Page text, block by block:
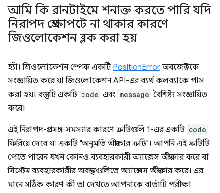
আমি কি রানটাইমে শনাক্ত করতে পারি যদি
নিরাপদ প্রেক্ষাপটে না থাকার কারণে
জিওলোকেশন ব্লক করা হয়
হ্যাঁ। জিওলোকেশন স্পেক একটি PositionError অবজেক্টকে
সংজ্ঞায়িত করে যা জিওলোকেশন API-এর ব্যর্থ কলব্যাকে পাস
করা হয়। বস্তুটি একটি code এবং message বৈশিষ্ট্য সংজ্ঞায়িত
করে।
এই নিরাপদ-প্রসঙ্গ সমস্যার কারণে ত্রুটিগুলি 1-এর একটি code
ফিরিয়ে দেবে যা একটি "অনুমতি অস্বীকার ত্রুটি"। আপনি এই ত্রুটিটি
পেতে পারেন যখন কোনও ব্যবহারকারী অ্যাক্সেস অস্বীকার করে বা
সিস্টেম ব্যবহারকারীর অবস্থানগুলিতে অ্যাক্সেস অস্বীকার করে। এর
মানে সঠিক কারণ কী তা দেখতে আপনাকে বার্তাটি পরীক্ষা